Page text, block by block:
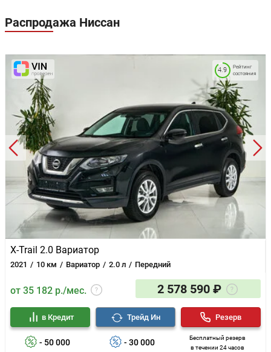
Распродажа Ниссан
X-Trail 2.0 Вариатор
2021 10 км Вариатор 2.0 л Передний
Рейтинг
состояния
4.9
от 35 182 р./мес. 2 578 590 ₽
- 50 000
в Кредит
- 30 000
Трейд Ин
Бесплатный резерв
в течении 24 часов
Резерв